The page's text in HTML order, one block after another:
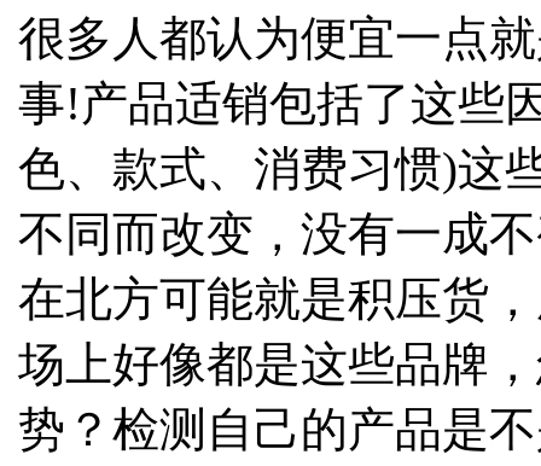
很多人都认为便宜一点
事!产品适销包括了这些
色、款式、消费习惯)这
不同而改变，没有一成
在北方可能就是积压货
场上好像都是这些品牌
势？检测自己的产品是